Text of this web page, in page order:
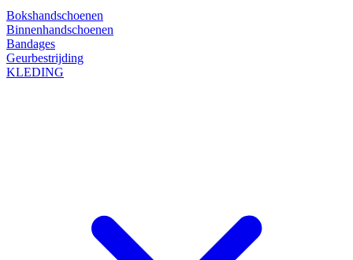
Bokshandschoenen
Binnenhandschoenen
Bandages
Geurbestrijding
KLEDING